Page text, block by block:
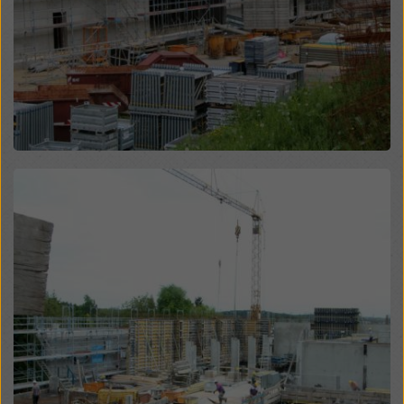
Überwachungszwecken unterliegen und dagegen
keine wirksamen Rechtsbehelfe zur Verfügung
stehen. Sie können alle einwilligungspflichtigen
Cookies ablehnen, indem Sie auf "Ablehnen" klicken
oder IhreCookie Einstellungenanpassen, indem Sie
auf Cookie Einstellungen am Ende dieser Website
klicken und die entsprechenden Checkboxen
verwenden. Sie können Ihre Einwilligung jederzeit
Cookie Einstellungen
Weitere Informationen zu unseren Cookies finden Sie
in unserer Datenschutzerklärung
auch die Möglichkeit, Ihre Cookies auszuwählen
(Erweiterte Cookie-Einstellungen).